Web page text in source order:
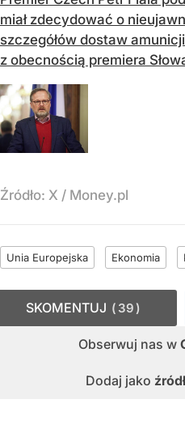
miał zdecydować o
szczegółów dostaw
z obecnością premiera
Źródło: X / Money.pl
Unia Europejska Ekonomia
Obserwuj nas w
Dodaj jako
SKOMENTUJ 39